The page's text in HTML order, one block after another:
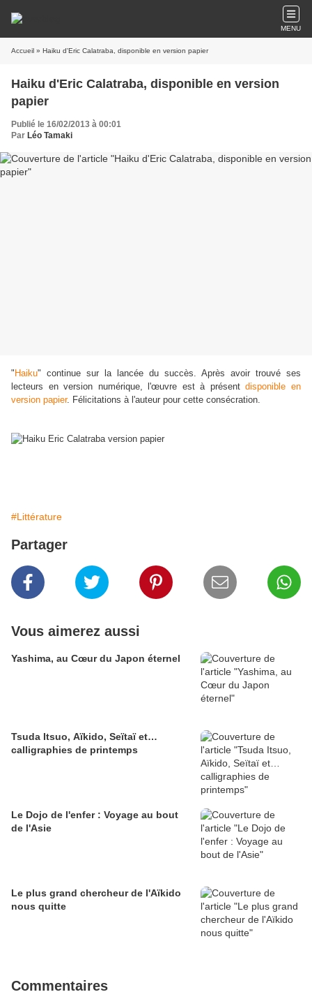
MENU
Accueil » Haiku d'Eric Calatraba, disponible en version papier
Haiku d'Eric Calatraba, disponible en version
papier
Publié le 16/02/2013 à 00:01
Par Léo Tamaki
" Haiku" continue sur la lancée du succès. Après avoir trouvé ses
lecteurs en version numérique, l'œuvre est à présentdisponible en
version papier. Félicitations à l'auteur pour cette consécration.
#Littérature
Partager
Vous aimerez aussi
Yashima, au Cœur du Japon éternel
Tsuda Itsuo, Aïkido, Seïtaï et…
calligraphies de printemps
Le Dojo de l'enfer : Voyage au bout
de l'Asie
Le plus grand chercheur de l'Aïkido
nous quitte
Commentaires